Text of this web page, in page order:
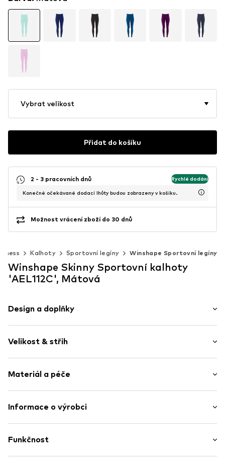
Vybrat velikost
Přidat do košíku
2 - 3 pracovních dnů Rychlé dodání
Konečné očekávané dodací lhůty budou zobrazeny v košíku.
Možnost vrácení zboží do 30 dnů
Kalhoty Sportovní legíny Winshape Sportovní legíny
Winshape Skinny Sportovní kalhoty
'AEL112C', Mátová
Design a doplňky
Elastický pásek
Elastický pas/okraj
Švy tón v tónu
Velikost & střih
Střih: Skinny
Materiál a péče
Materiál: 85% Polyester - PES, 15% Elastan
Informace o výrobci
Rudolf-Diesel-Str. 9
DE
Funkčnost